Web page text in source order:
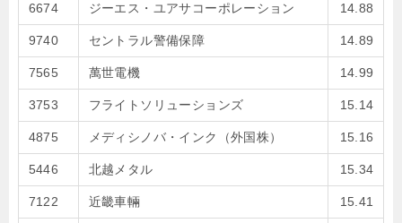
6674 ジーエス・ユアサコーポレーション 14.88
9740 セントラル警備保障 14.89
7565 萬世電機 14.99
3753 フライトソリューションズ 15.14
4875 メディシノバ・インク（外国株） 15.16
5446 北越メタル 15.34
7122 近畿車輛 15.41